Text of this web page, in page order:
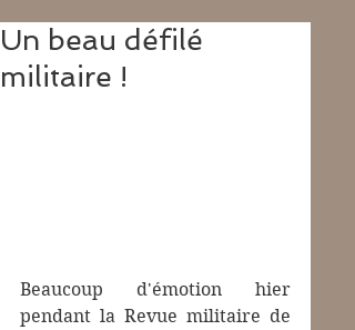
Un beau défilé
militaire !
Beaucoup d'émotion hier
pendant la Revue militaire de